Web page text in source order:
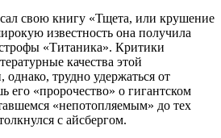
свою книгу «Тщета, или крушение
известность она получила
«Титаника». Критики
качества этой
однако, трудно удержаться от
его «пророчество» о гигантском
«непотопляемым» до тех
с айсбергом.